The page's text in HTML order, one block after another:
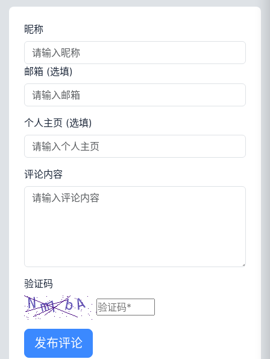
昵称
邮箱 (选填)
个人主页 (选填)
评论内容
验证码
发布评论